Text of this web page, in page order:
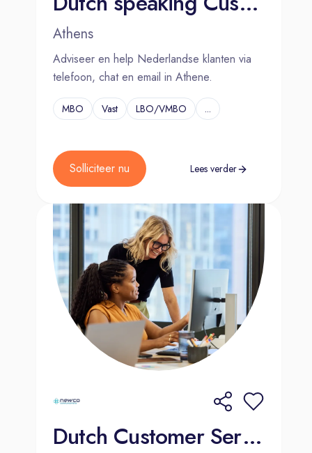
Athens
Adviseer en help Nederlandse klanten via
telefoon, chat en email in Athene.
MBO Vast LBO/VMBO ...
Solliciteer nu Lees verder
Dutch Customer Service Agent | Barcelona | Hybrid